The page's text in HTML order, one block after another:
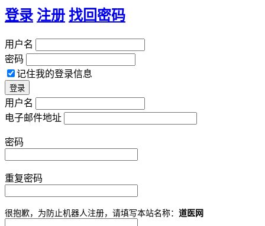
登录 注册 找回密码
用户名
密码
记住我的登录信息
用户名
电子邮件地址
密码
重复密码
很抱歉，为防止机器人注册，请填写本站名称： 道医网